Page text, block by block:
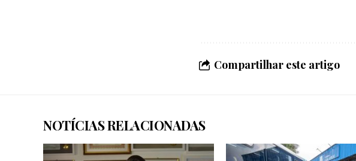
Compartilhar este artigo
NOTÍCIAS RELACIONADAS